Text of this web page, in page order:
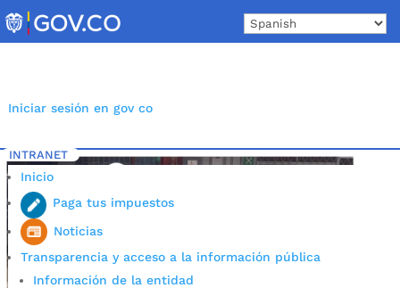
to
content
Iniciar sesión en gov co
INTRANET
Inicio
Paga tus impuestos
Noticias
Transparencia y acceso a la información pública
Información de la entidad
Inicio 5 Etiqueta: Casa del Consumidor